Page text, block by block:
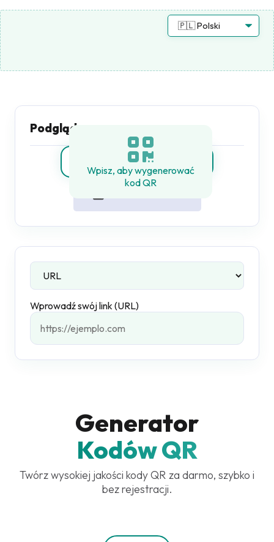
Wprowadź swój link (URL)
Podgląd
Wpisz, aby wygenerować
kod QR
Generator
Kodów QR
Twórz wysokiej jakości kody QR za darmo, szybko i
bez rejestracji.